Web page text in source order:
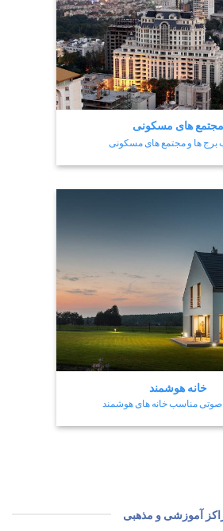
مجتمع های مسکونی
ها و مجتمع های مسکونی
خانه هوشمند
مناسب خانه های هوشمند
آموزشی و مذهبی